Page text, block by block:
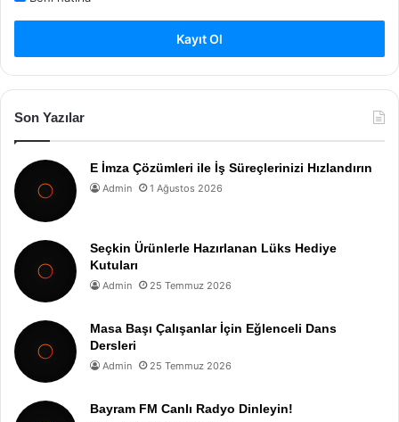
Kayıt Ol
Son Yazılar
E İmza Çözümleri ile İş Süreçlerinizi Hızlandırın
Admin 1 Ağustos 2026
Seçkin Ürünlerle Hazırlanan Lüks Hediye
Kutuları
Admin 25 Temmuz 2026
Masa Başı Çalışanlar İçin Eğlenceli Dans
Dersleri
Admin 25 Temmuz 2026
Bayram FM Canlı Radyo Dinleyin!